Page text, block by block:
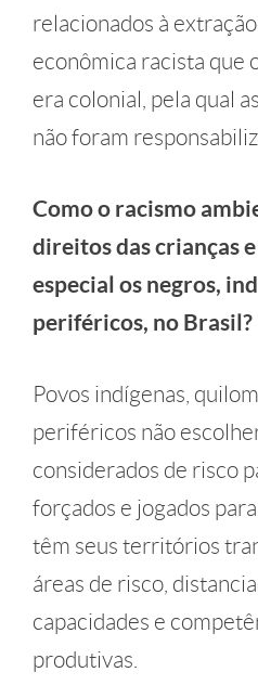
relacionados à
econômica racista que
era colonial, pela qual
não foram
Como o racismo
direitos das crianças
especial os negros,
periféricos, no Brasil?
Povos indígenas,
periféricos não
considerados de risco
forçados e jogados
têm seus territórios
áreas de risco,
capacidades e
produtivas.​